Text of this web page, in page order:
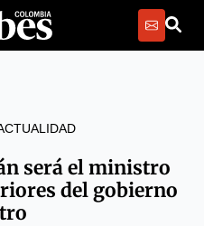
será el ministro
del gobierno